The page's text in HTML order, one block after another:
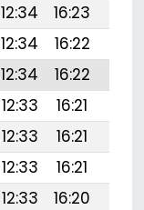
12:34 16:23
12:34 16:22
12:34 16:22
12:33 16:21
12:33 16:21
12:33 16:21
12:33 16:20